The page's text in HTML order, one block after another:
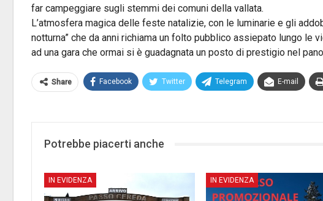
far campeggiare sugli stemmi dei comuni della vallata.
L’atmosfera magica delle feste natalizie, con le luminarie e gli
notturna” che da anni richiama un folto pubblico assiepato lungo le
ad una gara che ormai si è guadagnata un posto di prestigio nel
Share Facebook Twitter Telegram E-mail
Potrebbe piacerti anche
IN EVIDENZA IN EVIDENZA